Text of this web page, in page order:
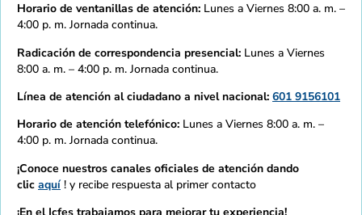
Horario de ventanillas de atención: Lunes a Viernes 8:00 a. m. –
4:00 p. m. Jornada continua.
Radicación de correspondencia presencial: Lunes a Viernes
8:00 a. m. – 4:00 p. m. Jornada continua.
Línea de atención al ciudadano a nivel nacional: 601 9156101
Horario de atención telefónico: Lunes a Viernes 8:00 a. m. –
4:00 p. m. Jornada continua.
¡Conoce nuestros canales oficiales de atención dando
clic aquí ! y recibe respuesta al primer contacto